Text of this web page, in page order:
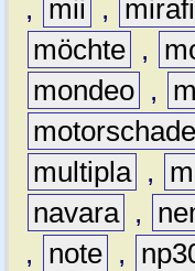
,
mii ,
möchte ,
mondeo ,
multipla ,
navara ,
,
note ,